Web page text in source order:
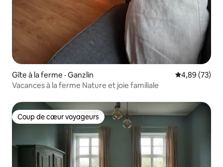
Gîte à la ferme · Ganzlin Note
4,89 (73)
Vacances à la ferme Nature et joie familiale
Coup de cœur voyageurs
Coup de cœur voyageurs